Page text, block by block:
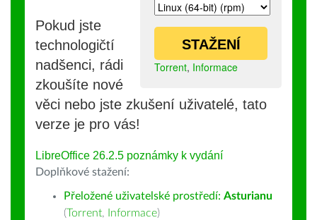
STAŽENÍ
Torrent, Informace
Pokud jste
technologičtí
nadšenci, rádi
zkoušíte nové
věci nebo jste zkušení uživatelé, tato
verze je pro vás!
LibreOffice 26.2.5 poznámky k vydání
Doplňkové stažení:
Přeložené uživatelské prostředí: Asturianu
(Torrent, Informace)